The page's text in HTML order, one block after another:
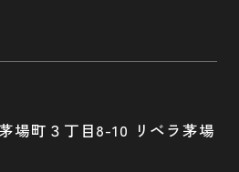
場町３丁目8-10 リベラ茅場